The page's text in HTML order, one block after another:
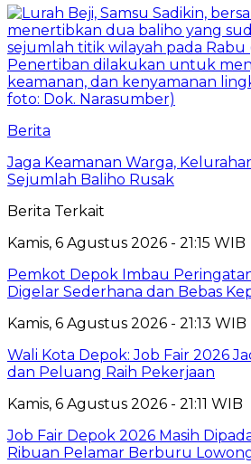
Berita
Jaga Keamanan Warga,
Sejumlah Baliho Rusak
Berita Terkait
Kamis, 6 Agustus 2026 - 21:15 WIB
Pemkot Depok Imbau
Digelar Sederhana dan Bebas
Kamis, 6 Agustus 2026 - 21:13 WIB
Wali Kota Depok: Job Fair 2026
dan Peluang Raih Pekerjaan
Kamis, 6 Agustus 2026 - 21:11 WIB
Job Fair Depok 2026 Masih
Ribuan Pelamar Berburu